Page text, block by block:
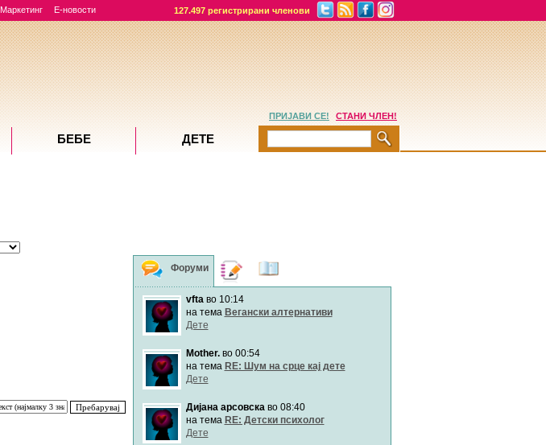
Маркетинг Е-новости 127.497 регистрирани членови
Форуми Дневници
vftaво 10:14
на тема Вегански алтернативи
Дете
Mother.во 00:54
на тема RE: Шум на срце кај дете
Дете
Дијана арсовскаво 08:40
на тема RE: Детски психолог
Дете
ПРИЈАВИ СЕ! СТАНИ ЧЛЕН!
БЕБЕ ДЕТЕ